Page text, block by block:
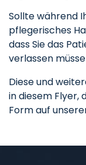
Sollte während
pflegerisches
dass Sie das
verlassen
Diese und
in diesem Flyer,
Form auf